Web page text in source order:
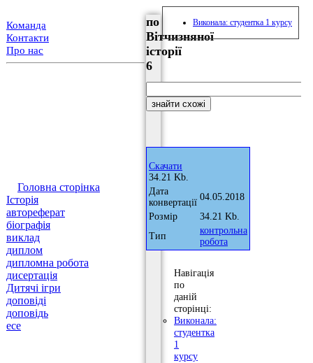
Команда
Контакти
Про нас
Головна сторінка
Історія
автореферат
біографія
виклад
диплом
дипломна робота
дисертація
Дитячі ігри
доповіді
доповідь
есе
по
Вітчизняної
історії
6
Скачати
34.21 Kb.
Дата
конвертації
04.05.2018
Розмір
34.21 Kb.
Тип
контрольна
робота
Навігація
по
даній
сторінці:
Виконала:
студентка
1
курсу
Виконала: студентка 1 курсу